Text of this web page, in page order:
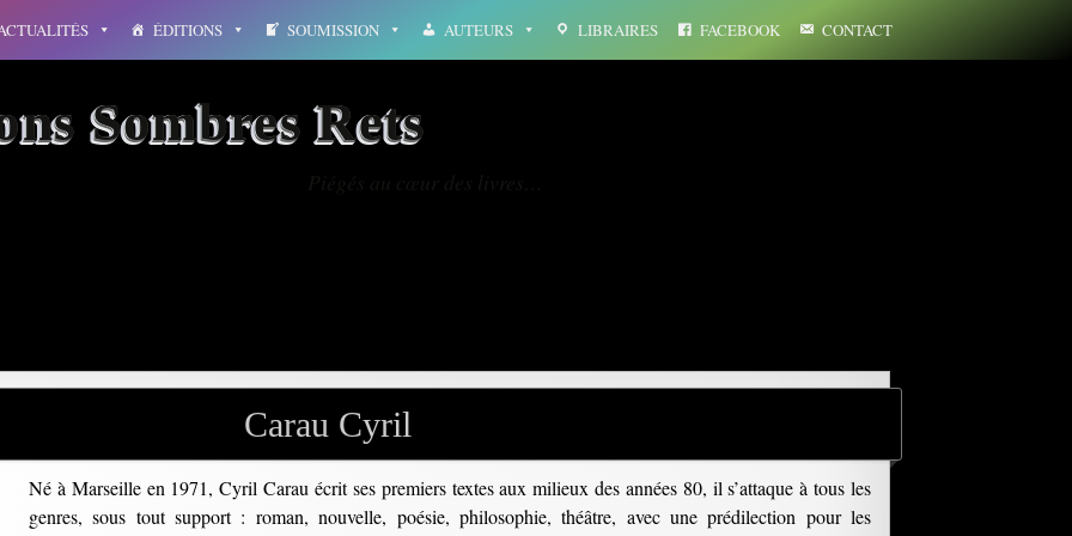
ÉDITIONS SOUMISSION AUTEURS LIBRAIRES FACEBOOK CONTACT
Sombres Rets
Carau Cyril
Né à Marseille en 1971, Cyril Carau écrit ses premiers textes aux milieux des années 80, il s’attaque à tous les
genres, sous tout support : roman, nouvelle, poésie, philosophie, théâtre, avec une prédilection pour les